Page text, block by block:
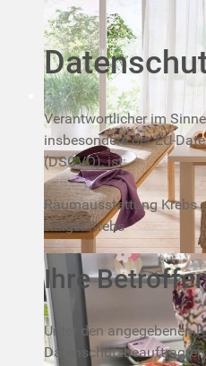
Verantwortlicher im
insbesondere der EU-
(DSGVO), ist:
Raumausstattung Krebs
Holger Krebs
Ihre
Unter den angegebenen